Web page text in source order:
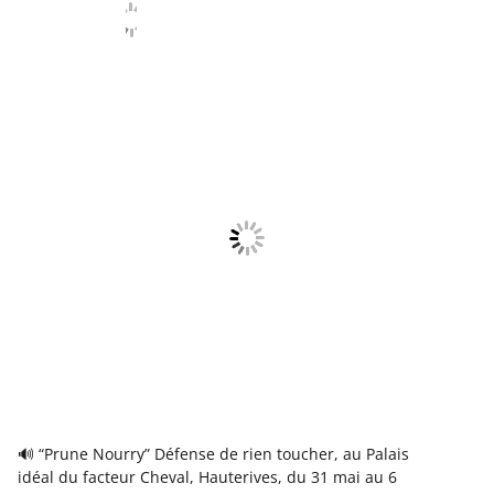
🔊 “Prune Nourry” Défense de rien toucher, au Palais
idéal du facteur Cheval, Hauterives, du 31 mai au 6